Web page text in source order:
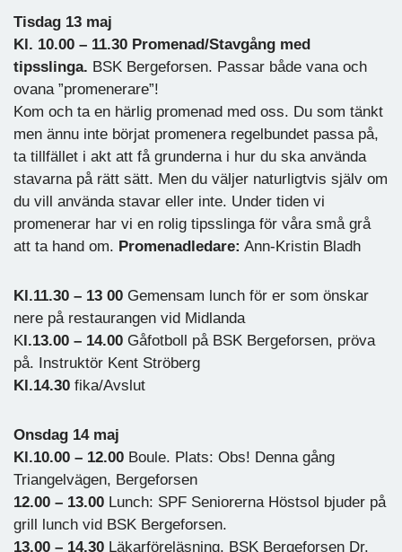
Tisdag 13 maj
Kl. 10.00 – 11.30 Promenad/Stavgång med
tipsslinga. BSK Bergeforsen. Passar både vana och
ovana ”promenerare”!
Kom och ta en härlig promenad med oss. Du som tänkt
men ännu inte börjat promenera regelbundet passa på,
ta tillfället i akt att få grunderna i hur du ska använda
stavarna på rätt sätt. Men du väljer naturligtvis själv om
du vill använda stavar eller inte. Under tiden vi
promenerar har vi en rolig tipsslinga för våra små grå
att ta hand om. Promenadledare: Ann-Kristin Bladh
Kl.11.30 – 13 00 Gemensam lunch för er som önskar
nere på restaurangen vid Midlanda
Kl.13.00 – 14.00 Gåfotboll på BSK Bergeforsen, pröva
på. Instruktör Kent Ströberg
Kl.14.30 fika/Avslut
Onsdag 14 maj
Kl.10.00 – 12.00 Boule. Plats: Obs! Denna gång
Triangelvägen, Bergeforsen
12.00 – 13.00 Lunch: SPF Seniorerna Höstsol bjuder på
grill lunch vid BSK Bergeforsen.
13.00 – 14.30 Läkarföreläsning. BSK Bergeforsen Dr.